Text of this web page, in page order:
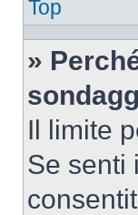
Top
»
Il limite
Se senti